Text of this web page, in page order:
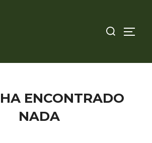
Buscar:
ENCONTRADO
NADA